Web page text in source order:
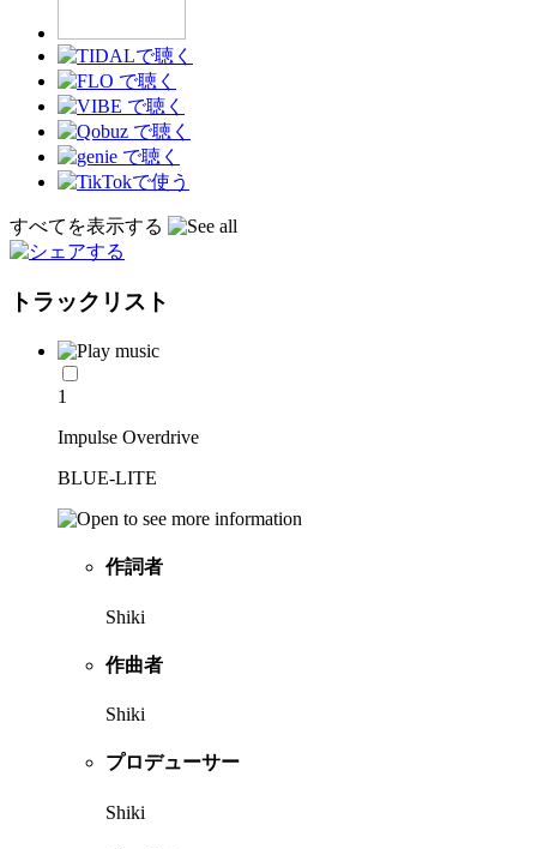
すべてを表示する
トラックリスト
1
Impulse Overdrive
BLUE-LITE
作詞者
Shiki
作曲者
Shiki
プロデューサー
Shiki